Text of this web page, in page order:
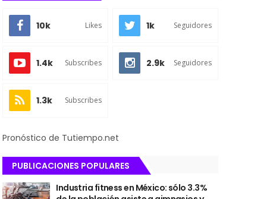
10k Likes 1k Seguidores
1.4k Subscribes 2.9k Seguidores
1.3k Subscribes
Pronóstico de Tutiempo.net
PUBLICACIONES POPULARES
Industria fitness en México: sólo 3.3%